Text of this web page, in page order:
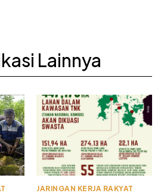
Lainnya
JARINGAN KERJA RAKYAT